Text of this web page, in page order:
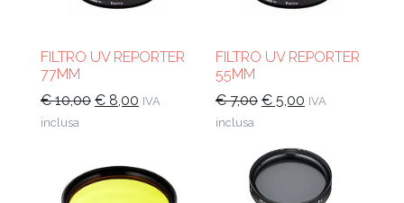
FILTRO UV REPORTER
77MM
€10,00 Il
era:
€ 10,00.
€ 8,00 Il
è:
€ 8,00.
IVA
inclusa
FILTRO UV REPORTER
55MM
€7,00 Il
era:
€ 5,00 Il
è:
€ 5,00.
IVA
inclusa